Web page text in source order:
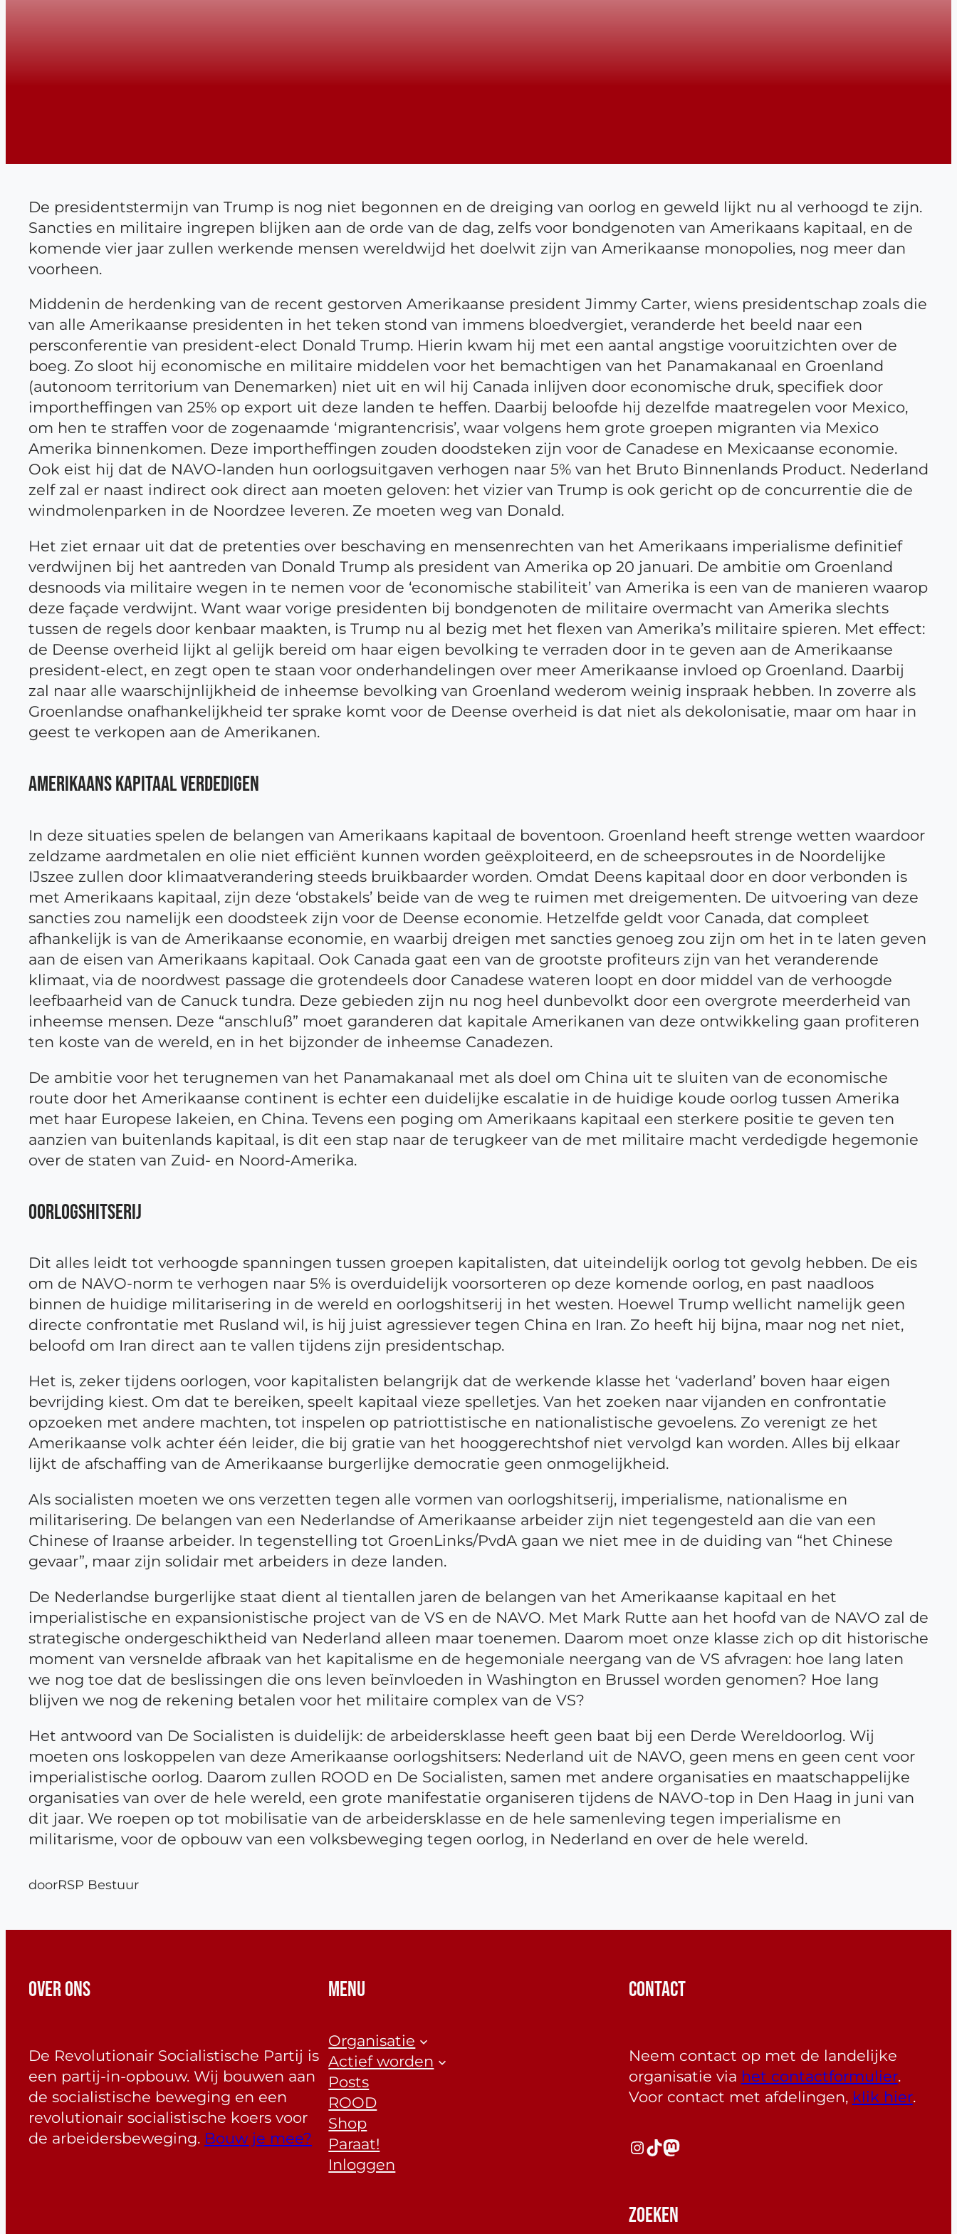
De presidentstermijn van Trump is nog niet begonnen en de dreiging van oorlog en geweld lijkt nu al verhoogd te zijn.
Sancties en militaire ingrepen blijken aan de orde van de dag, zelfs voor bondgenoten van Amerikaans kapitaal, en de
komende vier jaar zullen werkende mensen wereldwijd het doelwit zijn van Amerikaanse monopolies, nog meer dan
voorheen.
Middenin de herdenking van de recent gestorven Amerikaanse president Jimmy Carter, wiens presidentschap zoals die
van alle Amerikaanse presidenten in het teken stond van immens bloedvergiet, veranderde het beeld naar een
persconferentie van president-elect Donald Trump. Hierin kwam hij met een aantal angstige vooruitzichten over de
boeg. Zo sloot hij economische en militaire middelen voor het bemachtigen van het Panamakanaal en Groenland
(autonoom territorium van Denemarken) niet uit en wil hij Canada inlijven door economische druk, specifiek door
importheffingen van 25% op export uit deze landen te heffen. Daarbij beloofde hij dezelfde maatregelen voor Mexico,
om hen te straffen voor de zogenaamde ‘migrantencrisis’, waar volgens hem grote groepen migranten via Mexico
Amerika binnenkomen. Deze importheffingen zouden doodsteken zijn voor de Canadese en Mexicaanse economie.
Ook eist hij dat de NAVO-landen hun oorlogsuitgaven verhogen naar 5% van het Bruto Binnenlands Product. Nederland
zelf zal er naast indirect ook direct aan moeten geloven: het vizier van Trump is ook gericht op de concurrentie die de
windmolenparken in de Noordzee leveren. Ze moeten weg van Donald.
Het ziet ernaar uit dat de pretenties over beschaving en mensenrechten van het Amerikaans imperialisme definitief
verdwijnen bij het aantreden van Donald Trump als president van Amerika op 20 januari. De ambitie om Groenland
desnoods via militaire wegen in te nemen voor de ‘economische stabiliteit’ van Amerika is een van de manieren waarop
deze façade verdwijnt. Want waar vorige presidenten bij bondgenoten de militaire overmacht van Amerika slechts
tussen de regels door kenbaar maakten, is Trump nu al bezig met het flexen van Amerika’s militaire spieren. Met effect:
de Deense overheid lijkt al gelijk bereid om haar eigen bevolking te verraden door in te geven aan de Amerikaanse
president-elect, en zegt open te staan voor onderhandelingen over meer Amerikaanse invloed op Groenland. Daarbij
zal naar alle waarschijnlijkheid de inheemse bevolking van Groenland wederom weinig inspraak hebben. In zoverre als
Groenlandse onafhankelijkheid ter sprake komt voor de Deense overheid is dat niet als dekolonisatie, maar om haar in
geest te verkopen aan de Amerikanen.
AMERIKAANS KAPITAAL VERDEDIGEN
In deze situaties spelen de belangen van Amerikaans kapitaal de boventoon. Groenland heeft strenge wetten waardoor
zeldzame aardmetalen en olie niet efficiënt kunnen worden geëxploiteerd, en de scheepsroutes in de Noordelijke
IJszee zullen door klimaatverandering steeds bruikbaarder worden. Omdat Deens kapitaal door en door verbonden is
met Amerikaans kapitaal, zijn deze ‘obstakels’ beide van de weg te ruimen met dreigementen. De uitvoering van deze
sancties zou namelijk een doodsteek zijn voor de Deense economie. Hetzelfde geldt voor Canada, dat compleet
afhankelijk is van de Amerikaanse economie, en waarbij dreigen met sancties genoeg zou zijn om het in te laten geven
aan de eisen van Amerikaans kapitaal. Ook Canada gaat een van de grootste profiteurs zijn van het veranderende
klimaat, via de noordwest passage die grotendeels door Canadese wateren loopt en door middel van de verhoogde
leefbaarheid van de Canuck tundra. Deze gebieden zijn nu nog heel dunbevolkt door een overgrote meerderheid van
inheemse mensen. Deze “anschluß” moet garanderen dat kapitale Amerikanen van deze ontwikkeling gaan profiteren
ten koste van de wereld, en in het bijzonder de inheemse Canadezen.
De ambitie voor het terugnemen van het Panamakanaal met als doel om China uit te sluiten van de economische
route door het Amerikaanse continent is echter een duidelijke escalatie in de huidige koude oorlog tussen Amerika
met haar Europese lakeien, en China. Tevens een poging om Amerikaans kapitaal een sterkere positie te geven ten
aanzien van buitenlands kapitaal, is dit een stap naar de terugkeer van de met militaire macht verdedigde hegemonie
over de staten van Zuid- en Noord-Amerika.
OORLOGSHITSERIJ
Dit alles leidt tot verhoogde spanningen tussen groepen kapitalisten, dat uiteindelijk oorlog tot gevolg hebben. De eis
om de NAVO-norm te verhogen naar 5% is overduidelijk voorsorteren op deze komende oorlog, en past naadloos
binnen de huidige militarisering in de wereld en oorlogshitserij in het westen. Hoewel Trump wellicht namelijk geen
directe confrontatie met Rusland wil, is hij juist agressiever tegen China en Iran. Zo heeft hij bijna, maar nog net niet,
beloofd om Iran direct aan te vallen tijdens zijn presidentschap.
Het is, zeker tijdens oorlogen, voor kapitalisten belangrijk dat de werkende klasse het ‘vaderland’ boven haar eigen
bevrijding kiest. Om dat te bereiken, speelt kapitaal vieze spelletjes. Van het zoeken naar vijanden en confrontatie
opzoeken met andere machten, tot inspelen op patriottistische en nationalistische gevoelens. Zo verenigt ze het
Amerikaanse volk achter één leider, die bij gratie van het hooggerechtshof niet vervolgd kan worden. Alles bij elkaar
lijkt de afschaffing van de Amerikaanse burgerlijke democratie geen onmogelijkheid.
Als socialisten moeten we ons verzetten tegen alle vormen van oorlogshitserij, imperialisme, nationalisme en
militarisering. De belangen van een Nederlandse of Amerikaanse arbeider zijn niet tegengesteld aan die van een
Chinese of Iraanse arbeider. In tegenstelling tot GroenLinks/PvdA gaan we niet mee in de duiding van “het Chinese
gevaar”, maar zijn solidair met arbeiders in deze landen.
De Nederlandse burgerlijke staat dient al tientallen jaren de belangen van het Amerikaanse kapitaal en het
imperialistische en expansionistische project van de VS en de NAVO. Met Mark Rutte aan het hoofd van de NAVO zal de
strategische ondergeschiktheid van Nederland alleen maar toenemen. Daarom moet onze klasse zich op dit historische
moment van versnelde afbraak van het kapitalisme en de hegemoniale neergang van de VS afvragen: hoe lang laten
we nog toe dat de beslissingen die ons leven beïnvloeden in Washington en Brussel worden genomen? Hoe lang
blijven we nog de rekening betalen voor het militaire complex van de VS?
Het antwoord van De Socialisten is duidelijk: de arbeidersklasse heeft geen baat bij een Derde Wereldoorlog. Wij
moeten ons loskoppelen van deze Amerikaanse oorlogshitsers: Nederland uit de NAVO, geen mens en geen cent voor
imperialistische oorlog. Daarom zullen ROOD en De Socialisten, samen met andere organisaties en maatschappelijke
organisaties van over de hele wereld, een grote manifestatie organiseren tijdens de NAVO-top in Den Haag in juni van
dit jaar. We roepen op tot mobilisatie van de arbeidersklasse en de hele samenleving tegen imperialisme en
militarisme, voor de opbouw van een volksbeweging tegen oorlog, in Nederland en over de hele wereld.
doorRSP Bestuur
OVER ONS
De Revolutionair Socialistische Partij is
een partij-in-opbouw. Wij bouwen aan
de socialistische beweging en een
revolutionair socialistische koers voor
de arbeidersbeweging. Bouw je mee?
MENU
Organisatie
Actief worden
Posts
ROOD
Shop
Paraat!
Inloggen
CONTACT
Neem contact op met de landelijke
organisatie via het contactformulier.
Voor contact met afdelingen, klik hier.
InstagramTikTok Mastodon
ZOEKEN